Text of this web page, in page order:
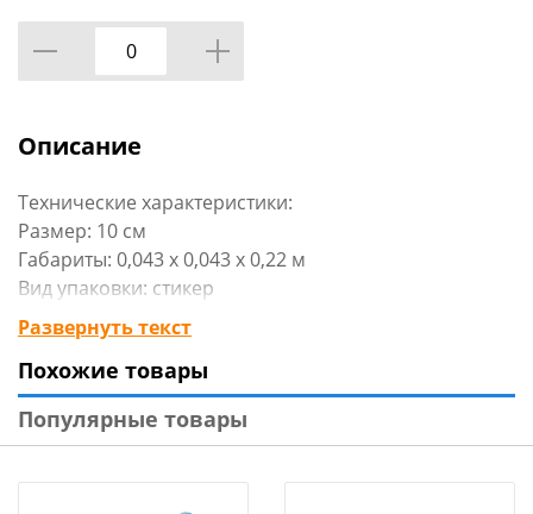
Описание
Технические характеристики:
Размер: 10 см
Габариты: 0,043 х 0,043 х 0,22 м
Вид упаковки: стикер
Материал изделия: пластик, бумага с клеящим слоем
Цвет: оранжевый
Бренд: «Рыжий кот»
Страна-изготовитель: Россия
Развернуть текст
Похожие товары
Популярные товары